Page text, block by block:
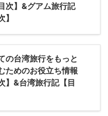
次】&グアム旅行記
】
の台湾旅行をもっと
ためのお役立ち情報
】&台湾旅行記【目